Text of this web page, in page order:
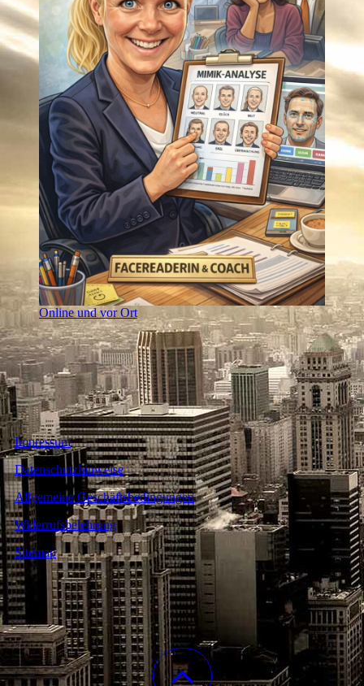
Online und vor Ort
Impressum
Datenschutzhinweise
Allgemeine Geschäftsbedingungen
Widerrufsbelehrung
Sitemap